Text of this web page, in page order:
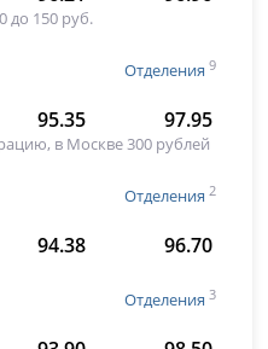
до 150 руб.
Отделения 9
95.35 97.95
в Москве 300 рублей
Отделения 2
94.38 96.70
Отделения 3